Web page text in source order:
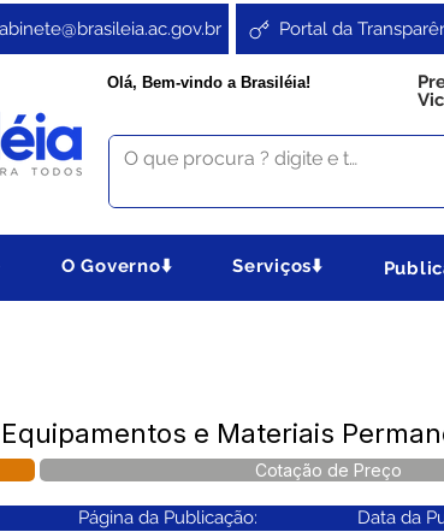
Portal da
Olá, Bem-vindo a Brasiléia!
O Governo⬇️ Serviços⬇️
e Materiais
Cotação de Preço
Página da Publicação: Data da